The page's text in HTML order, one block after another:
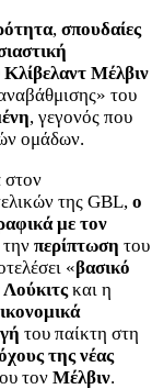
, σπουδαίες
Κλίβελαντ Μέλβιν
του
, γεγονός που
ομάδων.
στον
της GBL, ο
με τον
την περίπτωση του
«βασικό
και η
του παίκτη στη
της νέας
τον Μέλβιν.